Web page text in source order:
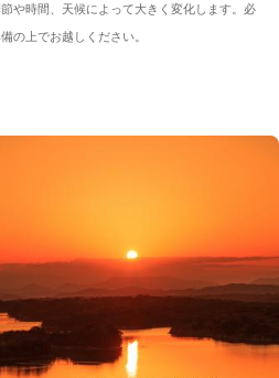
や時間、天候によって大きく変化します。必
の上でお越しください。